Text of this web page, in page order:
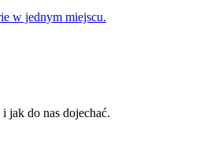
w jednym miejscu.
jak do nas dojechać.